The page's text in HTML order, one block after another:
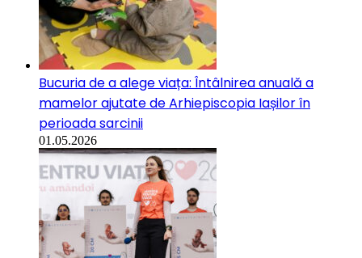
Bucuria de a alege viața: Întâlnirea anuală a
mamelor ajutate de Arhiepiscopia Iașilor în
perioada sarcinii
01.05.2026